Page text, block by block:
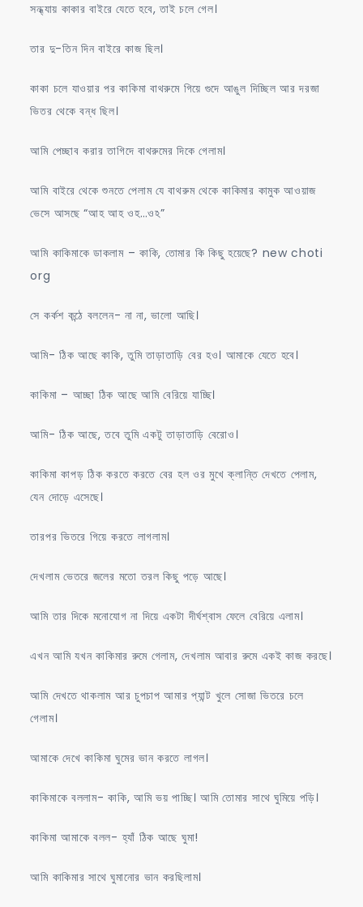
সন্ধ্যায় কাকার বাইরে যেতে হবে, তাই চলে গেল।
তার দু-তিন দিন বাইরে কাজ ছিল।
কাকা চলে যাওয়ার পর কাকিমা বাথরুমে গিয়ে গুদে আঙুল দিচ্ছিল আর দরজা
ভিতর থেকে বন্ধ ছিল।
আমি পেচ্ছাব করার তাগিদে বাথরুমের দিকে গেলাম।
আমি বাইরে থেকে শুনতে পেলাম যে বাথরুম থেকে কাকিমার কামুক আওয়াজ
ভেসে আসছে “আহ আহ ওহ…ওঽ”
আমি কাকিমাকে ডাকলাম – কাকি, তোমার কি কিছু হয়েছে? new choti
org
সে কর্কশ কন্ঠে বললেন- না না, ভালো আছি।
আমি- ঠিক আছে কাকি, তুমি তাড়াতাড়ি বের হও। আমাকে যেতে হবে।
কাকিমা – আচ্ছা ঠিক আছে আমি বেরিয়ে যাচ্ছি।
আমি- ঠিক আছে, তবে তুমি একটু তাড়াতাড়ি বেরোও।
কাকিমা কাপড় ঠিক করতে করতে বের হল ওর মুখে ক্লান্তি দেখতে পেলাম,
যেন দোড়ে এসেছে।
তারপর ভিতরে গিয়ে করতে লাগলাম।
দেখলাম ভেতরে জলের মতো তরল কিছু পড়ে আছে।
আমি তার দিকে মনোযোগ না দিয়ে একটা দীর্ঘশ্বাস ফেলে বেরিয়ে এলাম।
এখন আমি যখন কাকিমার রুমে গেলাম, দেখলাম আবার রুমে একই কাজ করছে।
আমি দেখতে থাকলাম আর চুপচাপ আমার প্যান্ট খুলে সোজা ভিতরে চলে
গেলাম।
আমাকে দেখে কাকিমা ঘুমের ভান করতে লাগল।
কাকিমাকে বললাম- কাকি, আমি ভয় পাচ্ছি। আমি তোমার সাথে ঘুমিয়ে পড়ি।
কাকিমা আমাকে বলল- হ্যাঁ ঠিক আছে ঘুমা!
আমি কাকিমার সাথে ঘুমানোর ভান করছিলাম।